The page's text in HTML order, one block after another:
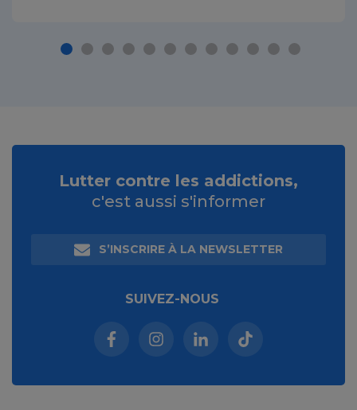
Lutter contre les addictions,
c'est aussi s'informer
S’INSCRIRE À LA NEWSLETTER
SUIVEZ-NOUS
Facebook (nouvelle fenêtre)
Instagram (nouvelle fenêtre)
Linkedin (nouvelle
Tiktok (nouvelle